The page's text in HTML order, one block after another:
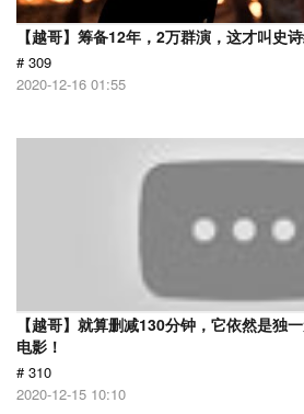
【越哥】筹备12年，2万群演，这才叫史
# 309
2020-12-16 01:55
【越哥】就算删减130分钟，它依然是独
电影！
# 310
2020-12-15 10:10